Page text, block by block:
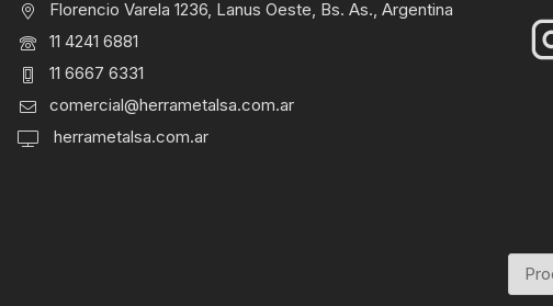
Florencio Varela 1236, Lanus Oeste, Bs. As., Argentina
11 4241 6881
11 6667 6331
comercial@herrametalsa.com.ar
herrametalsa.com.ar